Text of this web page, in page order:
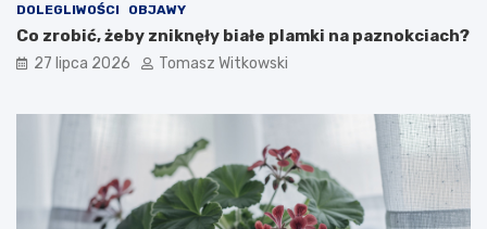
DOLEGLIWOŚCI OBJAWY
Co zrobić, żeby zniknęły białe plamki na paznokciach?
27 lipca 2026 Tomasz Witkowski